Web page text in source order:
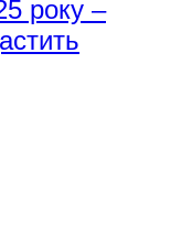
року –